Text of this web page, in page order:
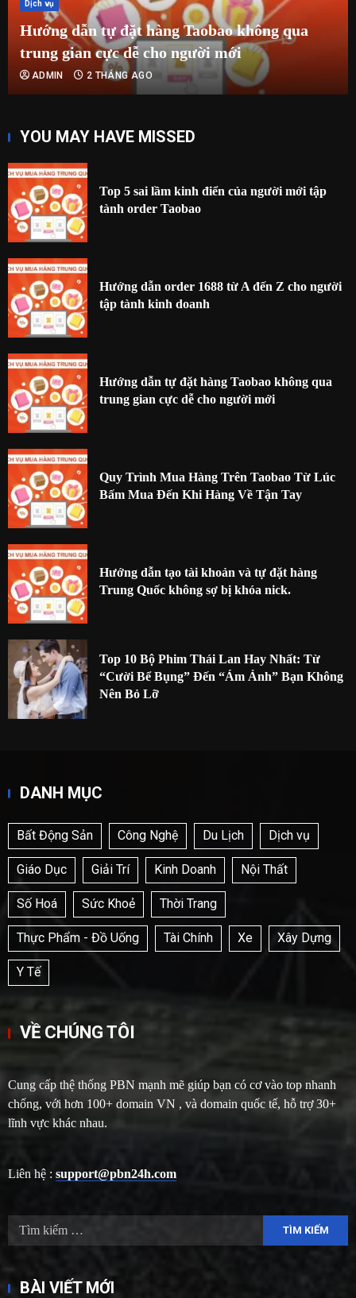
Dịch vụ
Hướng dẫn tự đặt hàng Taobao không qua
trung gian cực dễ cho người mới
ADMIN 2 THÁNG AGO
YOU MAY HAVE MISSED
Top 5 sai lầm kinh điển của người mới tập
tành order Taobao
Hướng dẫn order 1688 từ A đến Z cho người
tập tành kinh doanh
Hướng dẫn tự đặt hàng Taobao không qua
trung gian cực dễ cho người mới
Quy Trình Mua Hàng Trên Taobao Từ Lúc
Bấm Mua Đến Khi Hàng Về Tận Tay
Hướng dẫn tạo tài khoản và tự đặt hàng
Trung Quốc không sợ bị khóa nick.
Top 10 Bộ Phim Thái Lan Hay Nhất: Từ
“Cười Bể Bụng” Đến “Ám Ảnh” Bạn Không
Nên Bỏ Lỡ
DANH MỤC
Bất Động Sản Công Nghệ Du Lịch Dịch vụ
Giáo Dục Giải Trí Kinh Doanh Nội Thất
Số Hoá Sức Khoẻ Thời Trang
Thực Phẩm - Đồ Uống Tài Chính Xe Xây Dựng
Y Tế
VỀ CHÚNG TÔI
Cung cấp thệ thống PBN mạnh mẽ giúp bạn có cơ vào top nhanh
chống, với hơn 100+ domain VN , và domain quốc tế, hỗ trợ 30+
lĩnh vực khác nhau.
Liên hệ : support@pbn24h.com
Tìm
kiếm
BÀI VIẾT MỚI